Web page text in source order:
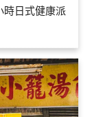
時日式健康派